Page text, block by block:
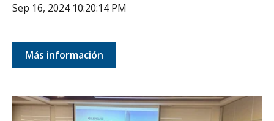
Sep 16, 2024 10:20:14 PM
Más información